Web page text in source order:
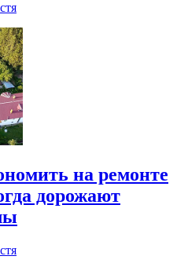
на ремонте
дорожают